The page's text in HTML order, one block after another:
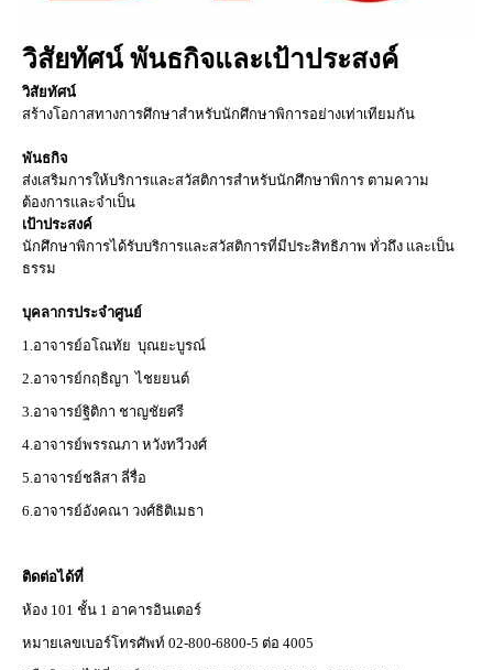
วิสัยทัศน์ พันธกิจและเป้าประสงค์
วิสัยทัศน์
สร้างโอกาสทางการศึกษาสำหรับนักศึกษาพิการอย่างเท่าเทียมกัน
พันธกิจ
ส่งเสริมการให้บริการและสวัสติการสำหรับนักศึกษาพิการ ตามความ
ต้องการและจำเป็น
เป้าประสงค์
นักศึกษาพิการได้รับบริการและสวัสติการที่มีประสิทธิภาพ ทั่วถึง และเป็น
ธรรม
บุคลากรประจำศูนย์
1.อาจารย์อโณทัย บุณยะบูรณ์
2.อาจารย์กฤธิญา ไชยยนต์
3.อาจารย์ฐิติกา ชาญชัยศรี
4.อาจารย์พรรณภา หวังทวีวงศ์
5.อาจารย์ชลิสา ลี่รื่อ
6.อาจารย์อังคณา วงศ์ธิติเมธา
ติดต่อได้ที่
ห้อง 101 ชั้น 1 อาคารอินเตอร์
หมายเลขเบอร์โทรศัพท์ 02-800-6800-5 ต่อ 4005